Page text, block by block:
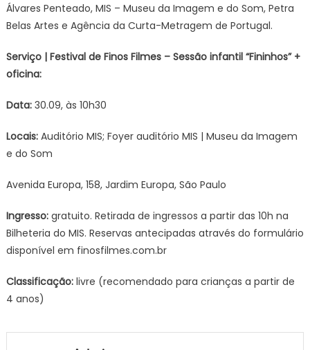
Álvares Penteado, MIS – Museu da Imagem e do Som, Petra
Belas Artes e Agência da Curta-Metragem de Portugal.
Serviço | Festival de Finos Filmes – Sessão infantil “Fininhos” +
oficina:
Data:30.09, às 10h30
Locais:Auditório MIS; Foyer auditório MIS | Museu da Imagem
e do Som
Avenida Europa, 158, Jardim Europa, São Paulo
Ingresso:gratuito. Retirada de ingressos a partir das 10h na
Bilheteria do MIS. Reservas antecipadas através do formulário
disponível em finosfilmes.com.br
Classificação:livre (recomendado para crianças a partir de
4 anos)